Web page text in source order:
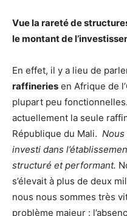
Vue la rareté de
le montant de
En effet, il y a lieu de
raffineries en Afrique de
plupart peu fonctionnelles.
actuellement la seule
République du Mali. Nous
investi dans
structuré et performant.
s’élevait à plus de deux
nous nous sommes très
problème majeur :